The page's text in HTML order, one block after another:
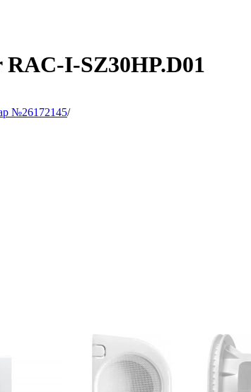
RAC-I-SZ30HP.D01
№26172145/